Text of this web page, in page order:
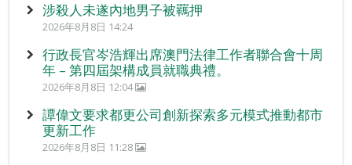
涉殺人未遂內地男子被羈押
2026年8月8日 14:24
行政長官岑浩輝出席澳門法律工作者聯合會十周
年 – 第四屆架構成員就職典禮。
2026年8月8日 12:04
譚偉文要求都更公司創新探索多元模式推動都市
更新工作
2026年8月8日 11:28